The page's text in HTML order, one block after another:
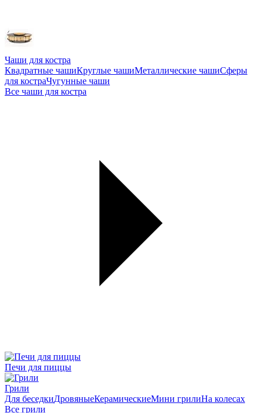
Чаши для костра
Квадратные чашиКруглые чашиМеталлические чашиСферы
для костраЧугунные чаши
Все чаши для костра
Печи для пиццы
Грили
Для беседкиДровяныеКерамическиеМини грилиНа колесах
Все грили